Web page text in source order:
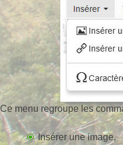
Ce menu regroupe les
Insérer une image,